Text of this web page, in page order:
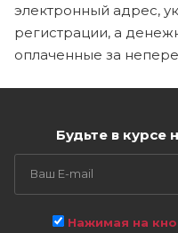
электронный адрес,
регистрации, а
оплаченные за
Будьте в курсе
Нажимая на